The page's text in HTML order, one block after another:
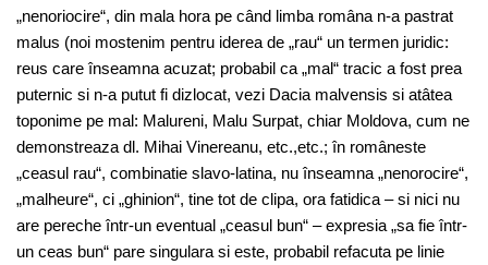
„nenoriocire“, din mala hora pe când limba româna n-a pastrat
malus (noi mostenim pentru iderea de „rau“ un termen juridic:
reus care înseamna acuzat; probabil ca „mal“ tracic a fost prea
puternic si n-a putut fi dizlocat, vezi Dacia malvensis si atâtea
toponime pe mal: Malureni, Malu Surpat, chiar Moldova, cum ne
demonstreaza dl. Mihai Vinereanu, etc.,etc.; în româneste
„ceasul rau“, combinatie slavo-latina, nu înseamna „nenorocire“,
„malheure“, ci „ghinion“, tine tot de clipa, ora fatidica – si nici nu
are pereche într-un eventual „ceasul bun“ – expresia „sa fie într-
un ceas bun“ pare singulara si este, probabil refacuta pe linie